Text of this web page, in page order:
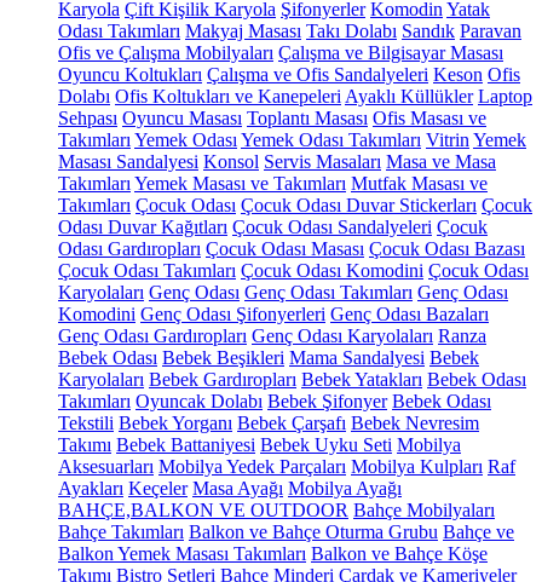
Karyola Çift Kişilik Karyola Şifonyerler Komodin Yatak
Odası Takımları Makyaj Masası Takı Dolabı Sandık Paravan
Ofis ve Çalışma Mobilyaları Çalışma ve Bilgisayar Masası
Oyuncu Koltukları Çalışma ve Ofis Sandalyeleri Keson Ofis
Dolabı Ofis Koltukları ve Kanepeleri Ayaklı Küllükler Laptop
Sehpası Oyuncu Masası Toplantı Masası Ofis Masası ve
Takımları Yemek Odası Yemek Odası Takımları Vitrin Yemek
Masası Sandalyesi Konsol Servis Masaları Masa ve Masa
Takımları Yemek Masası ve Takımları Mutfak Masası ve
Takımları Çocuk Odası Çocuk Odası Duvar Stickerları Çocuk
Odası Duvar Kağıtları Çocuk Odası Sandalyeleri Çocuk
Odası Gardıropları Çocuk Odası Masası Çocuk Odası Bazası
Çocuk Odası Takımları Çocuk Odası Komodini Çocuk Odası
Karyolaları Genç Odası Genç Odası Takımları Genç Odası
Komodini Genç Odası Şifonyerleri Genç Odası Bazaları
Genç Odası Gardıropları Genç Odası Karyolaları Ranza
Bebek Odası Bebek Beşikleri Mama Sandalyesi Bebek
Karyolaları Bebek Gardıropları Bebek Yatakları Bebek Odası
Takımları Oyuncak Dolabı Bebek Şifonyer Bebek Odası
Tekstili Bebek Yorganı Bebek Çarşafı Bebek Nevresim
Takımı Bebek Battaniyesi Bebek Uyku Seti Mobilya
Aksesuarları Mobilya Yedek Parçaları Mobilya Kulpları Raf
Ayakları Keçeler Masa Ayağı Mobilya Ayağı
BAHÇE,BALKON VE OUTDOOR Bahçe Mobilyaları
Bahçe Takımları Balkon ve Bahçe Oturma Grubu Bahçe ve
Balkon Yemek Masası Takımları Balkon ve Bahçe Köşe
Takımı Bistro Setleri Bahçe Minderi Çardak ve Kameriyeler